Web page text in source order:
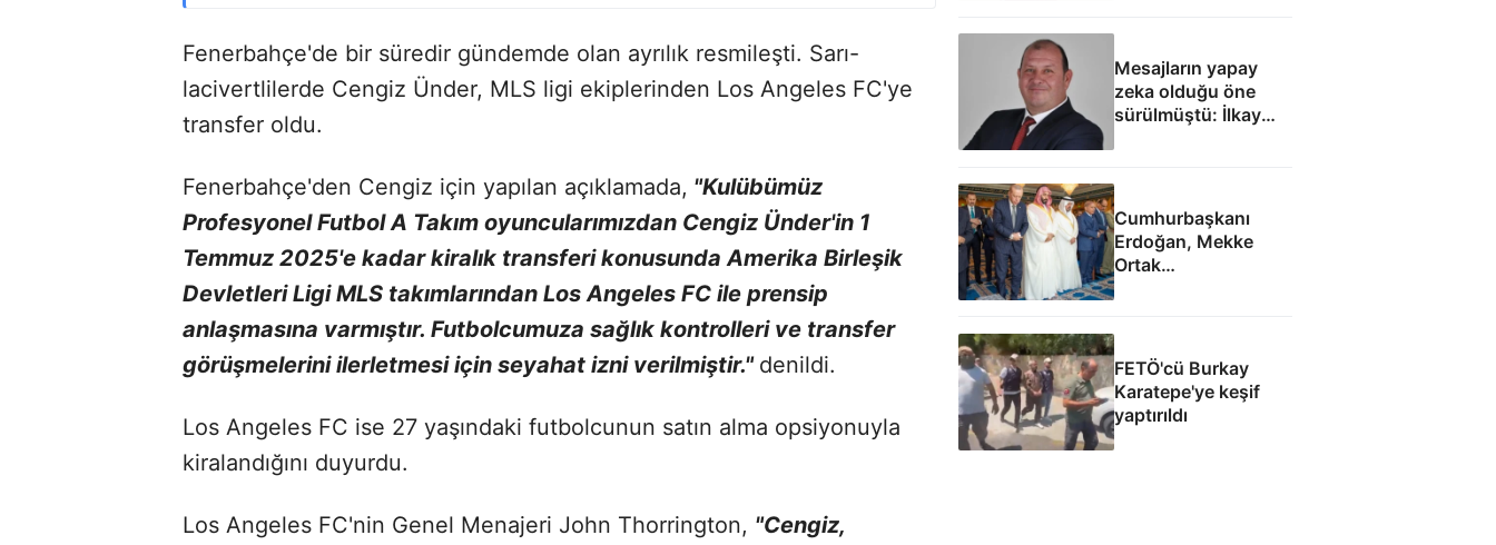
Fenerbahçe'de bir süredir gündemde olan ayrılık resmileşti. Sarı-
lacivertlilerde Cengiz Ünder, MLS ligi ekiplerinden Los Angeles FC'ye
transfer oldu.
Fenerbahçe'den Cengiz için yapılan açıklamada, "Kulübümüz
Profesyonel Futbol A Takım oyuncularımızdan Cengiz Ünder'in 1
Temmuz 2025'e kadar kiralık transferi konusunda Amerika Birleşik
Devletleri Ligi MLS takımlarından Los Angeles FC ile prensip
anlaşmasına varmıştır. Futbolcumuza sağlık kontrolleri ve transfer
görüşmelerini ilerletmesi için seyahat izni verilmiştir." denildi.
Los Angeles FC ise 27 yaşındaki futbolcunun satın alma opsiyonuyla
kiralandığını duyurdu.
Los Angeles FC'nin Genel Menajeri John Thorrington, "Cengiz,
Mesajların yapay
zeka olduğu öne
sürülmüştü: İlkay
Cumhurbaşkanı
Erdoğan, Mekke
Ortak
Anlaşması'ndan
kıldı
FETÖ'cü Burkay
Karatepe'ye keşif
yaptırıldı